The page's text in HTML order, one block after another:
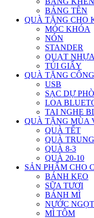
BẢNG TÊN
QUÀ TẶNG CHO
MÓC KHÓA
NÓN
STANDER
QUẠT NHỰA
TÚI GIẤY
QUÀ TẶNG
USB
SẠC DỰ
LOA
TAI NGHE
QUÀ TẶNG MÙA
QUÀ TẾT
QUÀ
QUÀ 8-3
QUÀ 20-10
SẢN PHẨM CHO
BÁNH KẸO
SỮA TƯƠI
BÁNH MÌ
NƯỚC NGỌT
MÌ TÔM